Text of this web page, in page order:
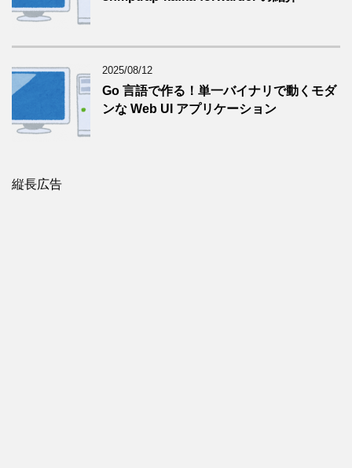
2025/08/12
Go 言語で作る！単一バイナリで動くモダ
ンな Web UI アプリケーション
縦長広告